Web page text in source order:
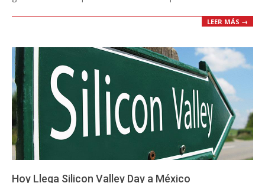
LEER MÁS →
Hoy Llega Silicon Valley Day a México